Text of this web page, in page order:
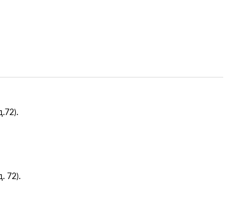
72).